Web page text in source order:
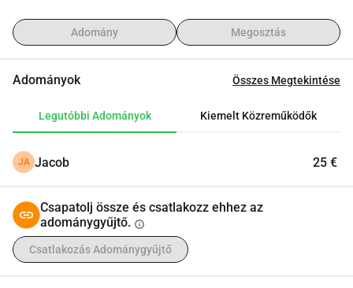
4) Készítés - Valamit adni, széppé tenni vagy helyrehozni
egy tagsági rendet épít, amely lehetőséget biztosít a
Adomány Megosztás
Adományok Összes Megtekintése
Legutóbbi Adományok Kiemelt Közreműködők
JA Jacob 25 €
Csapatolj össze és csatlakozz ehhez az
adománygyűjtő. info
Csatlakozás Adománygyűjtő